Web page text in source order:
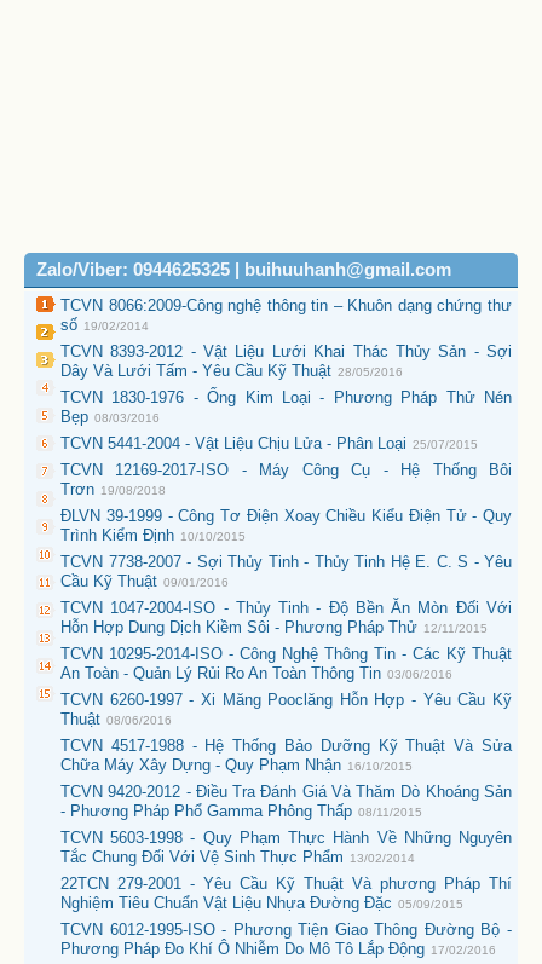
Zalo/Viber: 0944625325 | buihuuhanh@gmail.com
TCVN 8066:2009-Công nghệ thông tin – Khuôn dạng chứng thư
số 19/02/2014
TCVN 8393-2012 - Vật Liệu Lưới Khai Thác Thủy Sản - Sợi
Dây Và Lưới Tấm - Yêu Cầu Kỹ Thuật 28/05/2016
TCVN 1830-1976 - Ống Kim Loại - Phương Pháp Thử Nén
Bẹp 08/03/2016
TCVN 5441-2004 - Vật Liệu Chịu Lửa - Phân Loại 25/07/2015
TCVN 12169-2017-ISO - Máy Công Cụ - Hệ Thống Bôi
Trơn 19/08/2018
ĐLVN 39-1999 - Công Tơ Điện Xoay Chiều Kiểu Điện Tử - Quy
Trình Kiểm Định 10/10/2015
TCVN 7738-2007 - Sợi Thủy Tinh - Thủy Tinh Hệ E. C. S - Yêu
Cầu Kỹ Thuật 09/01/2016
TCVN 1047-2004-ISO - Thủy Tinh - Độ Bền Ăn Mòn Đối Với
Hỗn Hợp Dung Dịch Kiềm Sôi - Phương Pháp Thử 12/11/2015
TCVN 10295-2014-ISO - Công Nghệ Thông Tin - Các Kỹ Thuật
An Toàn - Quản Lý Rủi Ro An Toàn Thông Tin 03/06/2016
TCVN 6260-1997 - Xi Măng Pooclăng Hỗn Hợp - Yêu Cầu Kỹ
Thuật 08/06/2016
TCVN 4517-1988 - Hệ Thống Bảo Dưỡng Kỹ Thuật Và Sửa
Chữa Máy Xây Dựng - Quy Phạm Nhận 16/10/2015
TCVN 9420-2012 - Điều Tra Đánh Giá Và Thăm Dò Khoáng Sản
- Phương Pháp Phổ Gamma Phông Thấp 08/11/2015
TCVN 5603-1998 - Quy Phạm Thực Hành Về Những Nguyên
Tắc Chung Đối Với Vệ Sinh Thực Phẩm
13/02/2014
22TCN 279-2001 - Yêu Cầu Kỹ Thuật Và phương Pháp Thí
Nghiệm Tiêu Chuẩn Vật Liệu Nhựa Đường Đặc 05/09/2015
TCVN 6012-1995-ISO - Phương Tiện Giao Thông Đường Bộ -
Phương Pháp Đo Khí Ô Nhiễm Do Mô Tô Lắp Động 17/02/2016